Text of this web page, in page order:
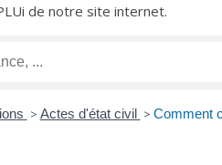
de notre site internet.
> Actes d'état civil > Comment